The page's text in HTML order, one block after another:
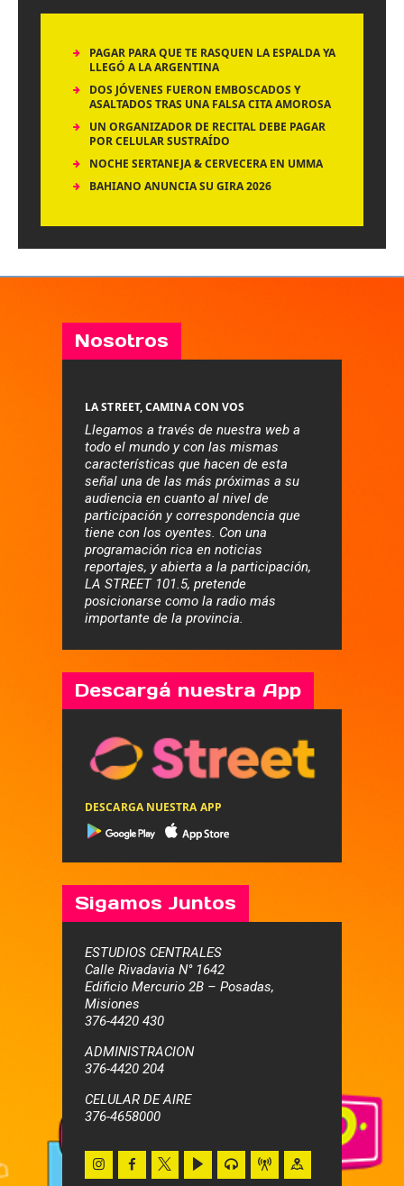
PAGAR PARA QUE TE RASQUEN LA ESPALDA YA
LLEGÓ A LA ARGENTINA
DOS JÓVENES FUERON EMBOSCADOS Y
ASALTADOS TRAS UNA FALSA CITA AMOROSA
UN ORGANIZADOR DE RECITAL DEBE PAGAR
POR CELULAR SUSTRAÍDO
NOCHE SERTANEJA & CERVECERA EN UMMA
BAHIANO ANUNCIA SU GIRA 2026
Nosotros
LA STREET, CAMINA CON VOS
Llegamos a través de nuestra web a
todo el mundo y con las mismas
características que hacen de esta
señal una de las más próximas a su
audiencia en cuanto al nivel de
participación y correspondencia que
tiene con los oyentes. Con una
programación rica en noticias
reportajes, y abierta a la participación,
LA STREET 101.5, pretende
posicionarse como la radio más
importante de la provincia.
Descargá nuestra App
DESCARGA NUESTRA APP
Sigamos Juntos
ESTUDIOS CENTRALES
Calle Rivadavia N° 1642
Edificio Mercurio 2B – Posadas,
Misiones
376-4420 430
ADMINISTRACION
376-4420 204
CELULAR DE AIRE
376-4658000